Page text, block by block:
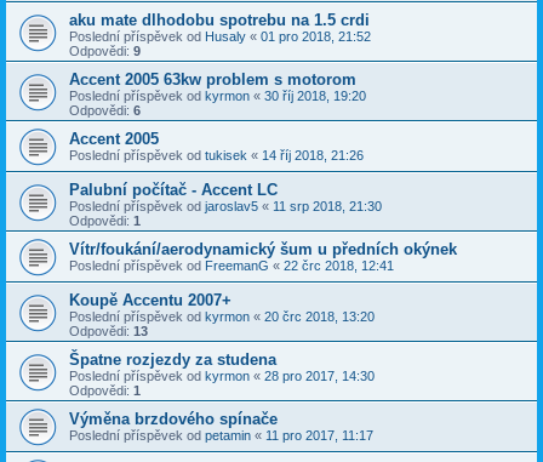
aku mate dlhodobu spotrebu na 1.5 crdi
Poslední příspěvek od Husaly « 01 pro 2018, 21:52
Odpovědi: 9
Accent 2005 63kw problem s motorom
Poslední příspěvek od kyrmon « 30 říj 2018, 19:20
Odpovědi: 6
Accent 2005
Poslední příspěvek od tukisek « 14 říj 2018, 21:26
Palubní počítač - Accent LC
Poslední příspěvek od jaroslav5 « 11 srp 2018, 21:30
Odpovědi: 1
Vítr/foukání/aerodynamický šum u předních okýnek
Poslední příspěvek od FreemanG « 22 črc 2018, 12:41
Koupě Accentu 2007+
Poslední příspěvek od kyrmon « 20 črc 2018, 13:20
Odpovědi: 13
Špatne rozjezdy za studena
Poslední příspěvek od kyrmon « 28 pro 2017, 14:30
Odpovědi: 1
Výměna brzdového spínače
Poslední příspěvek od petamin « 11 pro 2017, 11:17